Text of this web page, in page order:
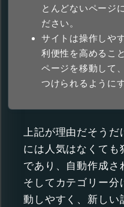
とんどないページ
ださい。
サイトは操作しや
利便性を高めるこ
ページを移動して、
つけられるように
上記が理由だそう
には人気はなくて
であり、自動作成さ
そしてカテゴリー分
動しやすく、新しい